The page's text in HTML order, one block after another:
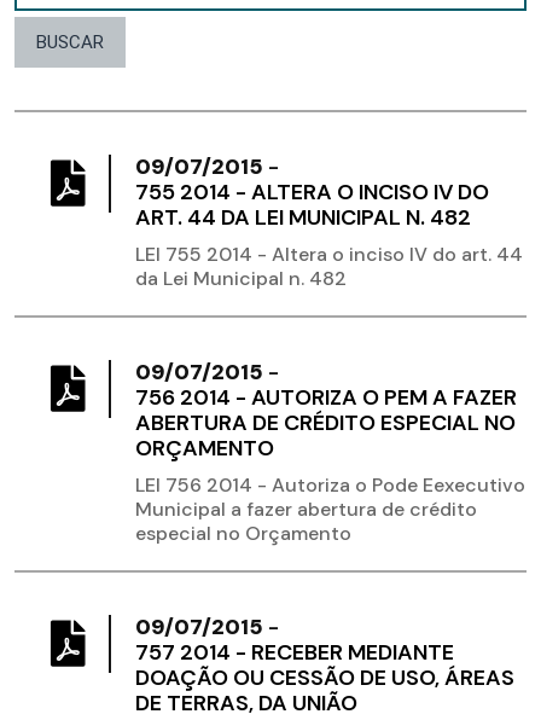
BUSCAR
09/07/2015 -
755 2014 - ALTERA O INCISO IV DO
ART. 44 DA LEI MUNICIPAL N. 482
LEI 755 2014 - Altera o inciso IV do art. 44
da Lei Municipal n. 482
09/07/2015 -
756 2014 - AUTORIZA O PEM A FAZER
ABERTURA DE CRÉDITO ESPECIAL NO
ORÇAMENTO
LEI 756 2014 - Autoriza o Pode Eexecutivo
Municipal a fazer abertura de crédito
especial no Orçamento
09/07/2015 -
757 2014 - RECEBER MEDIANTE
DOAÇÃO OU CESSÃO DE USO, ÁREAS
DE TERRAS, DA UNIÃO